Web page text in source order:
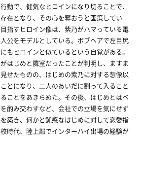
動で、健気なヒロインになり切ることで、
在となり、その心を奪おうと画策してい
指すヒロイン像は、紫乃がハマっている電
公をモデルとしている。ボブヘアで左目尻
もヒロインと似ているという自覚がある。
はじめと隣室だったことが判明し、ますま
せたものの、はじめの紫乃に対する想像以
とになり、二人のあいだに割って入ること
ことをあきらめた。その後、はじめとはベ
酌み交わすなど、会社での立場を気にせず
築き、何かと鈍感なはじめに対して恋愛指
時代、陸上部でインターハイ出場の経験が